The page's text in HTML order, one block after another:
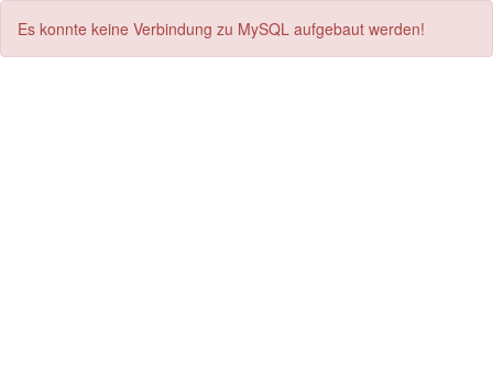
Es konnte keine Verbindung zu MySQL aufgebaut werden!